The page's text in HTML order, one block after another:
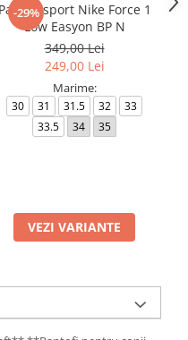
-29%
Pantofi sport Nike Force 1
Low Easyon BP N
349,00 Lei
249,00 Lei
Marime:
30 31 31.5 32
33
33.5
34 35
VEZI VARIANTE